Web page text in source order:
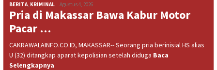
BERITA KRIMINAL Agustus 4, 2026
Pria di Makassar Bawa Kabur Motor
Pacar …
CAKRAWALAINFO.CO.ID, MAKASSAR-- Seorang pria berinisial HS alias
U (32) ditangkap aparat kepolisian setelah diduga Baca
Selengkapnya